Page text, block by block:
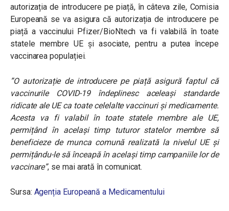
autorizația de introducere pe piață, în câteva zile, Comisia
Europeană se va asigura căautorizația de introducere pe
piață a vaccinului Pfizer/BioNtech va fi valabilă în toate
statele membre UE și asociate, pentru a putea începe
vaccinarea populației.
”O autorizație de introducere pe piațăasigură faptul că
vaccinurile COVID-19 îndeplinesc aceleași standarde
ridicate ale UE ca toate celelalte vaccinuri și medicamente.
Acesta va fi valabil în toate statele membre ale UE,
permițând în același timp tuturor statelor membre să
beneficieze de munca comună realizată la nivelul UE și
permițându-le să înceapă în același timp campaniile lor de
vaccinare”, se mai arată în comunicat.
Sursa: Agenția Europeană a Medicamentului